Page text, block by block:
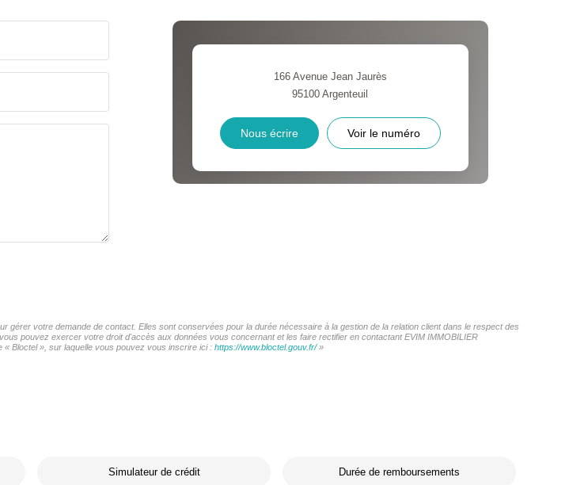
166 Avenue Jean Jaurès
95100Argenteuil
Nous écrire Voir le numéro
votre demande de contact. Elles sont conservées pour la durée nécessaire à la gestion de la relation client dans le respect des
pouvez exercer votre droit d'accès aux données vous concernant et les faire rectifier en contactant EVIM IMMOBILIER
Bloctel », sur laquelle vous pouvez vous inscrire ici : https://www.bloctel.gouv.fr/»
Simulateur de crédit Durée de remboursements